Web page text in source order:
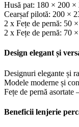
Husă pat: 180 × 200 ×
Cearșaf pilotă: 200 ×
2 x Fețe de pernă: 50
2 x Fețe de pernă: 70
Design elegant și
Designuri elegante și
Modele moderne și
Fețe de pernă asortate
Beneficii lenjerie